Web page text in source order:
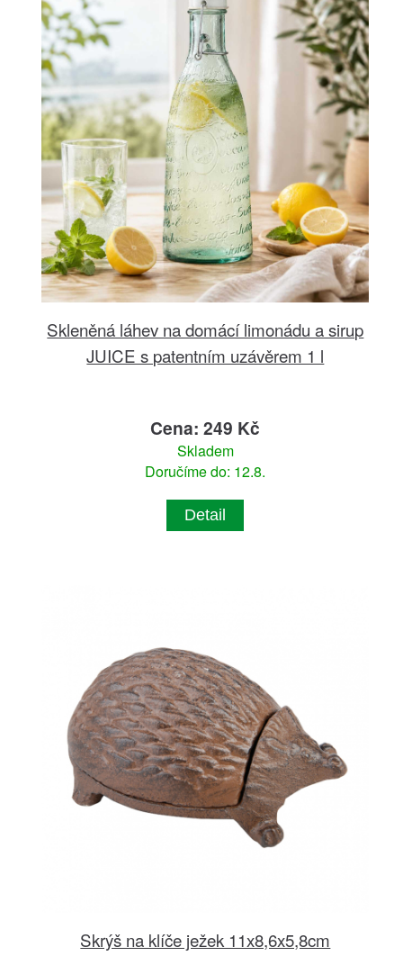
Skleněná láhev na domácí limonádu a sirup
JUICE s patentním uzávěrem 1 l
Cena: 249 Kč
Skladem
Doručíme do: 12.8.
Detail
Skrýš na klíče ježek 11x8,6x5,8cm